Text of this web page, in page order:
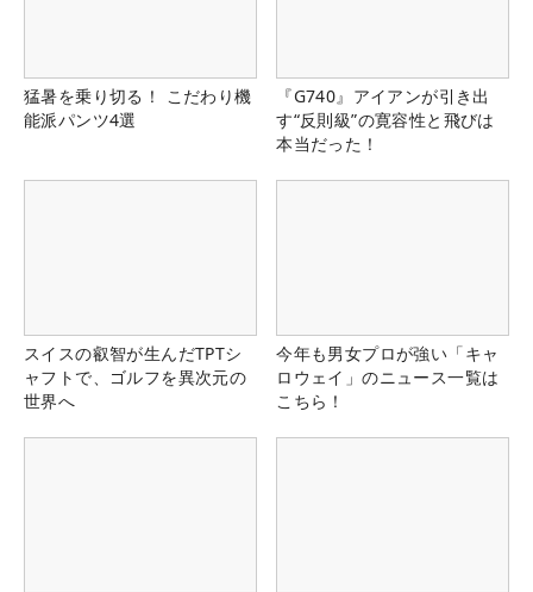
猛暑を乗り切る！ こだわり機
能派パンツ4選
『G740』アイアンが引き出
す“反則級”の寛容性と飛びは
本当だった！
スイスの叡智が生んだTPTシ
ャフトで、ゴルフを異次元の
世界へ
今年も男女プロが強い「キャ
ロウェイ」のニュース一覧は
こちら！